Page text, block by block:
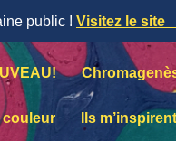
public ! Visitez le site
couleur Ils m’inspirent